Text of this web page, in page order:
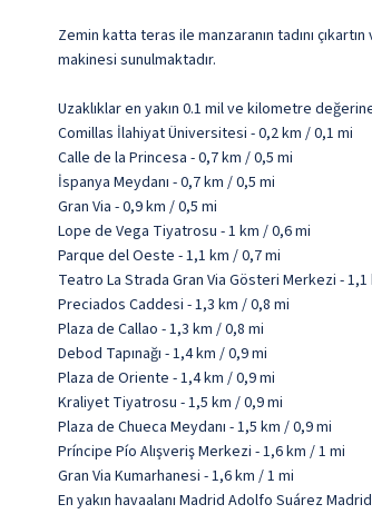
Zemin katta teras ile manzaranın tadını
makinesi sunulmaktadır.
Uzaklıklar en yakın 0.1 mil ve kilometre
Comillas İlahiyat Üniversitesi - 0,2 km / 0,1 mi
Calle de la Princesa - 0,7 km / 0,5 mi
İspanya Meydanı - 0,7 km / 0,5 mi
Gran Via - 0,9 km / 0,5 mi
Lope de Vega Tiyatrosu - 1 km / 0,6 mi
Parque del Oeste - 1,1 km / 0,7 mi
Teatro La Strada Gran Via Gösteri Merkezi - 1,1
Preciados Caddesi - 1,3 km / 0,8 mi
Plaza de Callao - 1,3 km / 0,8 mi
Debod Tapınağı - 1,4 km / 0,9 mi
Plaza de Oriente - 1,4 km / 0,9 mi
Kraliyet Tiyatrosu - 1,5 km / 0,9 mi
Plaza de Chueca Meydanı - 1,5 km / 0,9 mi
Príncipe Pío Alışveriş Merkezi - 1,6 km / 1 mi
Gran Via Kumarhanesi - 1,6 km / 1 mi
En yakın havaalanı Madrid Adolfo Suárez